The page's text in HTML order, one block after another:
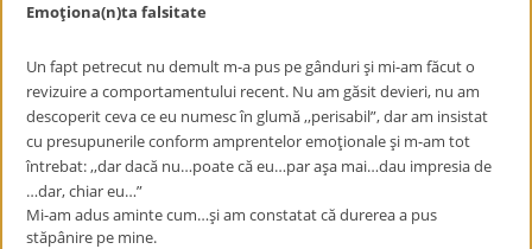
Emoţiona(n)ta falsitate
Un fapt petrecut nu demult m-a pus pe gânduri şi mi-am făcut o
revizuire a comportamentului recent. Nu am găsit devieri, nu am
descoperit ceva ce eu numesc în glumă ,,perisabil”, dar am insistat
cu presupunerile conform amprentelor emoţionale şi m-am tot
întrebat: ,,dar dacă nu…poate că eu…par aşa mai…dau impresia de
…dar, chiar eu…”
Mi-am adus aminte cum…şi am constatat că durerea a pus
stăpânire pe mine.